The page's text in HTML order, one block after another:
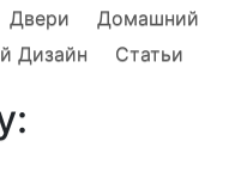
Двери
Домашний
Дизайн Статьи